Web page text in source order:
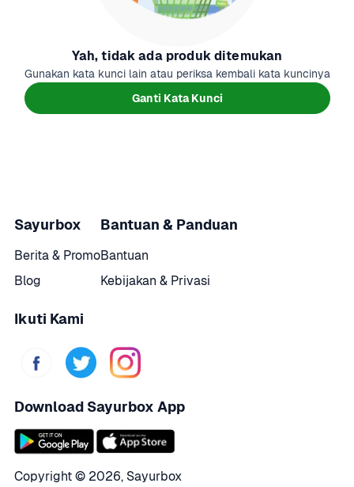
Yah, tidak ada produk ditemukan
Gunakan kata kunci lain atau periksa kembali kata kuncinya
Ganti Kata Kunci
Sayurbox
Berita & Promo
Blog
Bantuan & Panduan
Bantuan
Kebijakan & Privasi
Ikuti Kami
Download Sayurbox App
Copyright © 2026, Sayurbox